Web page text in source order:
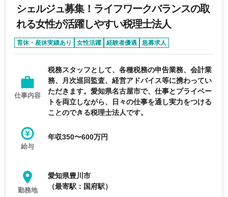
シェルジュ募集！ライフワークバランスの取
れる女性が活躍しやすい税理士法人
育休・産休実績あり 女性活躍 経験者優遇
急募求人
エージェントおすすめ求人
仕事内容
税務スタッフとして、各種税務の申告業務、会計業
務、月次巡回監査、経営アドバイス等に携わってい
ただきます。愛知県名古屋市で、仕事とプライベー
トを両立しながら、日々の仕事を通し実力をつける
ことのできる税理士法人です。
給与
年収350〜600万円
勤務地
愛知県豊川市
（最寄駅：国府駅）